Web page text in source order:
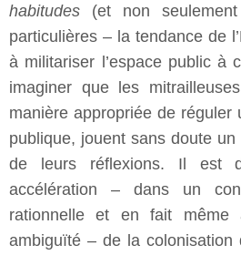
habitudes (et non
particulières – la tendance de
à militariser l’espace public à
imaginer que les
manière appropriée de réguler
publique, jouent sans doute un
de leurs réflexions. Il est
accélération – dans un
rationnelle et en fait même
ambiguïté – de la colonisation